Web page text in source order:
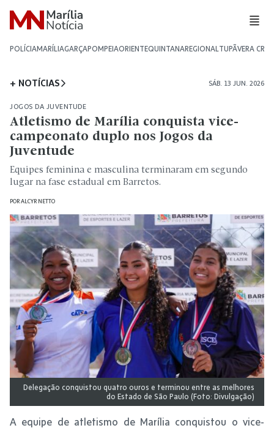
POLÍCIAMARÍLIAGARÇAPOMPEIAORIENTEQUINTANAREGIONALTUPÃVERA CRUZ
+ NOTÍCIAS SÁB. 13 JUN. 2026
JOGOS DA JUVENTUDE
Atletismo de Marília conquista vice-
campeonato duplo nos Jogos da
Juventude
Equipes feminina e masculina terminaram em segundo
lugar na fase estadual em Barretos.
PORALCYR NETTO
Delegação conquistou quatro ouros e terminou entre as melhores
do Estado de São Paulo (Foto: Divulgação)
A equipe de atletismo de Marília conquistou o vice-